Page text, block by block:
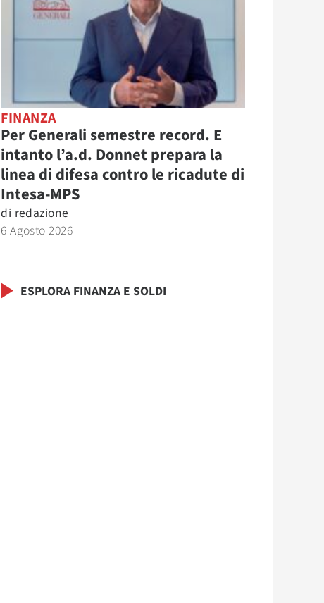
FINANZA
Per Generali semestre record. E
intanto l’a.d. Donnet prepara la
linea di difesa contro le ricadute di
Intesa-MPS
di redazione
6 Agosto 2026
ESPLORA FINANZA E SOLDI